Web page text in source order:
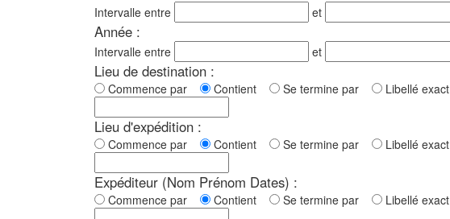
Intervalle entre et
Année :
Intervalle entre et
Lieu de destination :
Commence par Contient Se termine par Libellé exact
Lieu d'expédition :
Commence par Contient Se termine par Libellé exact
Expéditeur (Nom Prénom Dates) :
Commence par Contient Se termine par Libellé exact